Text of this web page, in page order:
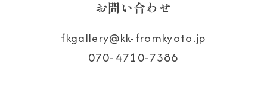
お問い合わせ
fkgallery
kk-fromkyoto.jp
070-4710-7386